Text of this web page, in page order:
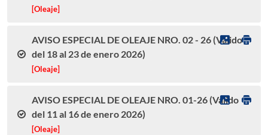
[Oleaje]
AVISO ESPECIAL DE OLEAJE NRO. 02 - 26 (Válido
del 18 al 23 de enero 2026)
[Oleaje]
AVISO ESPECIAL DE OLEAJE NRO. 01-26 (Válido
del 11 al 16 de enero 2026)
[Oleaje]